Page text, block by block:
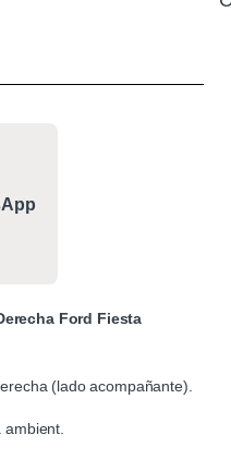
Ford Fiesta
(lado acompañante).
ambient.